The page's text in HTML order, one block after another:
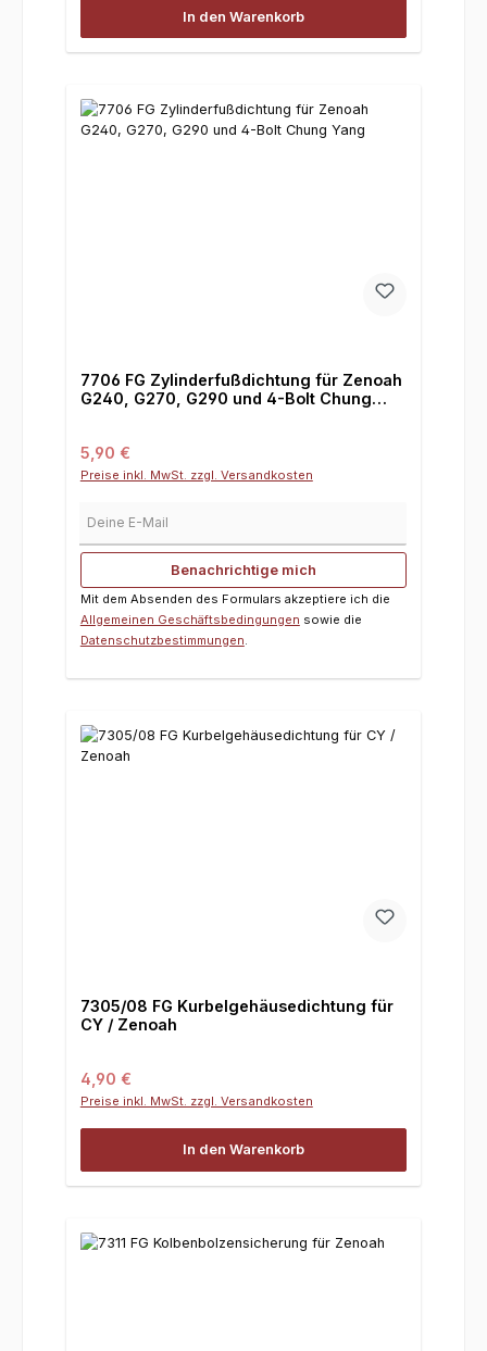
In den Warenkorb
7706 FG Zylinderfußdichtung für Zenoah
G240, G270, G290 und 4-Bolt Chung
Regulärer Preis:
5,90 €
Preise inkl. MwSt. zzgl. Versandkosten
Benachrichtige mich
Mit dem Absenden des Formulars akzeptiere ich die
Allgemeinen Geschäftsbedingungen sowie die
Datenschutzbestimmungen.
7305/08 FG Kurbelgehäusedichtung für
CY / Zenoah
Regulärer Preis:
4,90 €
Preise inkl. MwSt. zzgl. Versandkosten
In den Warenkorb